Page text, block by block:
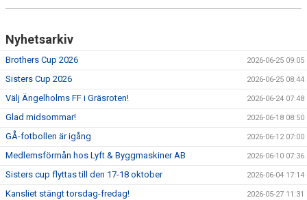
Nyhetsarkiv
Brothers Cup 2026 2026-06-25 09:05
Sisters Cup 2026 2026-06-25 08:44
Välj Ängelholms FF i Gräsroten! 2026-06-24 07:48
Glad midsommar! 2026-06-18 08:50
GÅ-fotbollen är igång 2026-06-12 07:00
Medlemsförmån hos Lyft & Byggmaskiner AB 2026-06-10 07:36
Sisters cup flyttas till den 17-18 oktober 2026-06-04 17:14
Kansliet stängt torsdag-fredag! 2026-05-27 11:31